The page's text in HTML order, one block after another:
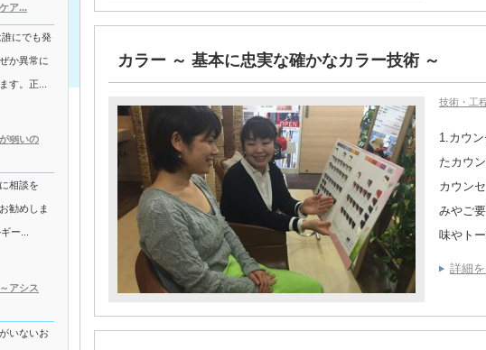
カラー ～ 基本に忠実な確かなカラー技術 ～
技術・工
1.カウ
たカウ
カウン
みやご
味やト
詳細
ア...
誰にでも発
か異常に
す。正...
弱いの
相談を
勧めしま
ー...
アシス
いないお